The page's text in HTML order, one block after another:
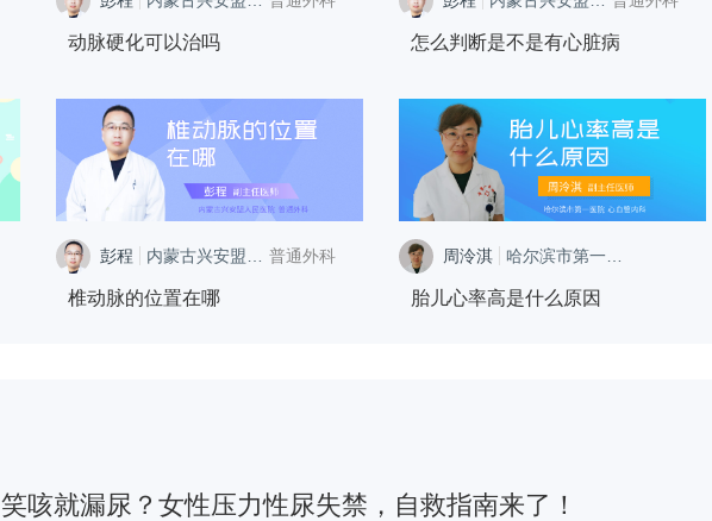
动脉硬化可以治吗 怎么判断是不是有心脏病
彭程 普通外科
椎动脉的位置在哪
周泠淇
心血管内科
胎儿心率高是什么原因
笑咳就漏尿？女性压力性尿失禁，自救指南来了！